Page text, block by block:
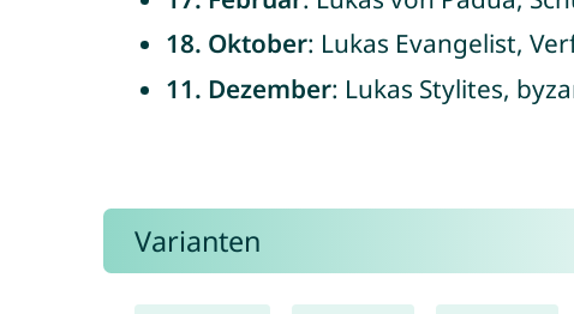
18. Oktober: Lukas Evangelist,
11. Dezember: Lukas Stylites,
Varianten